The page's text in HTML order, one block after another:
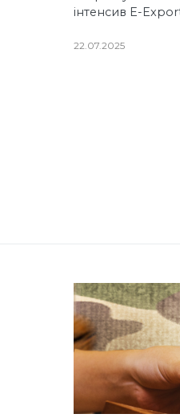
інтенсив E-
22.07.2025